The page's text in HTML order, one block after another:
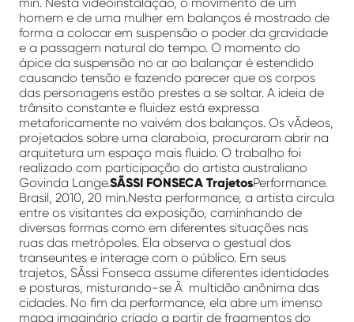
homem e de uma mulher em balanços é mostrado de
forma a colocar em suspensão o poder da gravidade
e a passagem natural do tempo. O momento do
ápice da suspensão no ar ao balançar é estendido
causando tensão e fazendo parecer que os corpos
das personagens estão prestes a se soltar. A ideia de
trânsito constante e fluidez está expressa
metaforicamente no vaivém dos balanços. Os vÃ­deos,
projetados sobre uma claraboia, procuraram abrir na
arquitetura um espaço mais fluido. O trabalho foi
realizado com participação do artista australiano
Govinda Lange.SÃSSI FONSECA TrajetosPerformance.
Brasil, 2010, 20 min.Nesta performance, a artista circula
entre os visitantes da exposição, caminhando de
diversas formas como em diferentes situações nas
ruas das metrópoles. Ela observa o gestual dos
transeuntes e interage com o público. Em seus
trajetos, SÃ­ssi Fonseca assume diferentes identidades
e posturas, misturando-se Ã multidão anônima das
cidades. No fim da performance, ela abre um imenso
mapa imaginário criado a partir de fragmentos do